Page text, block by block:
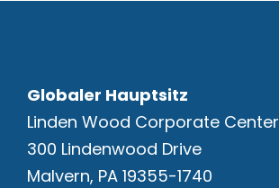
Globaler Hauptsitz
Linden Wood Corporate Center
300 Lindenwood Drive
Malvern, PA 19355-1740